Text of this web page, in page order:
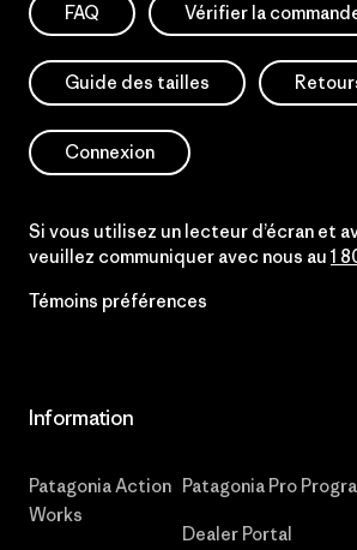
FAQ Vérifier la
Guide des tailles
Connexion
Si vous utilisez un lecteur d’écran et
veuillez communiquer avec nous au 1
Témoins préférences
Information
Patagonia Action
Works
Patagonia Pro
Dealer Portal